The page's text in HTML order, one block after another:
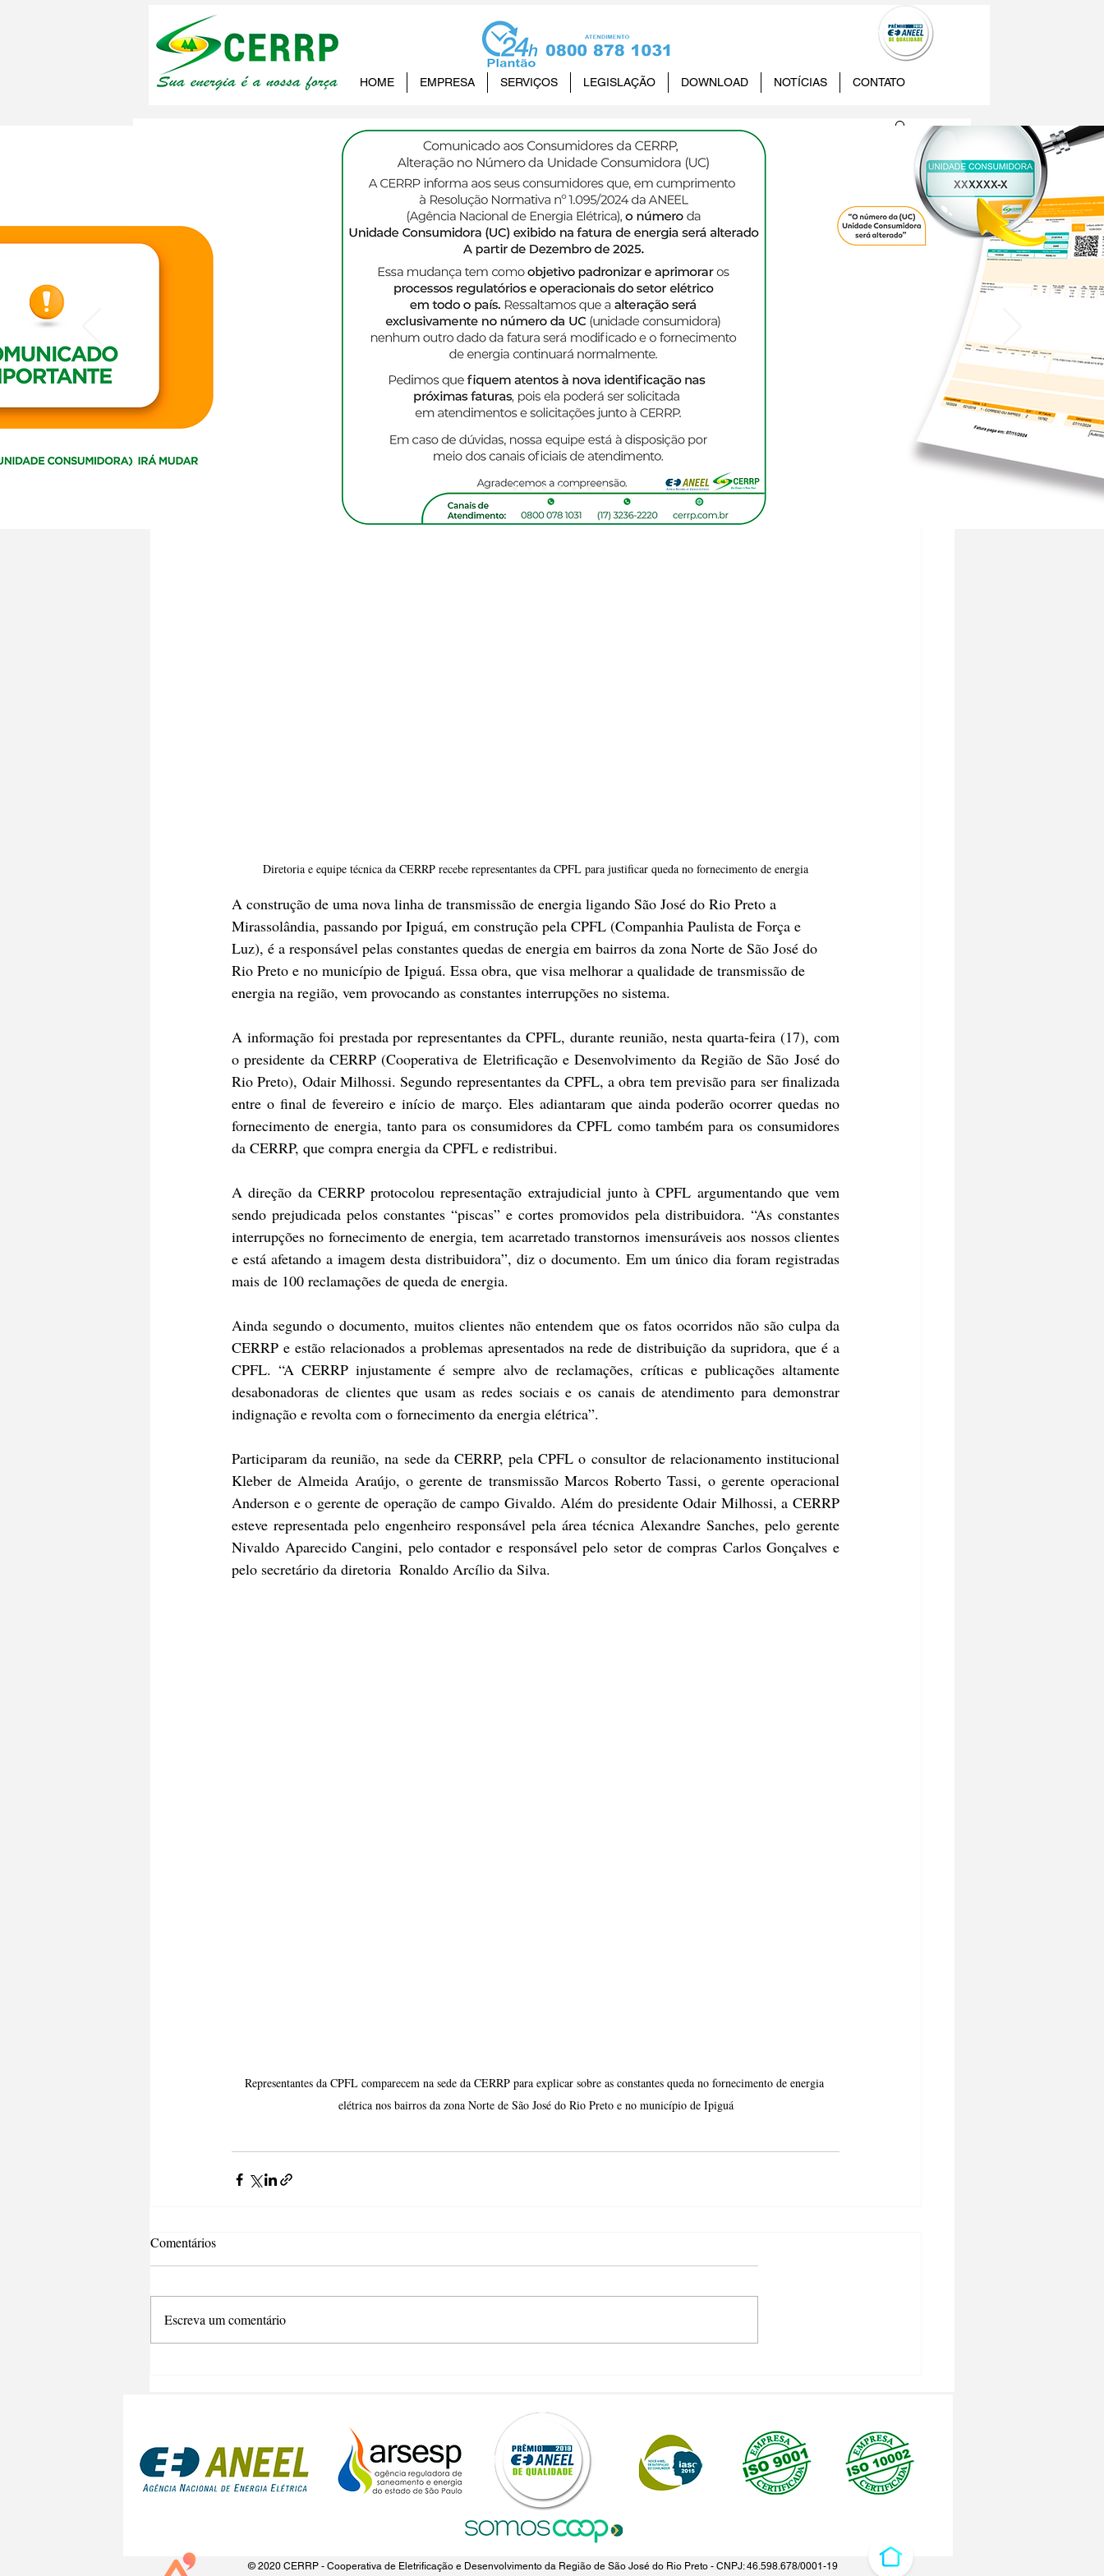
HOME EMPRESA SERVIÇOS LEGISLAÇÃO DOWNLOAD NOTÍCIAS CONTATO
Representantes da CPFL comparecem na
CERRP para explicar queda no fornecimento
Diretoria e equipe técnica da CERRP recebe representantes da CPFL para justificar queda no fornecimento de energia
A construção de uma nova linha de transmissão de energia ligando São José do Rio Preto a
Mirassolândia, passando por Ipiguá, em construção pela CPFL (Companhia Paulista de Força e
Luz), é a responsável pelas constantes quedas de energia em bairros da zona Norte de São José do
Rio Preto e no município de Ipiguá. Essa obra, que visa melhorar a qualidade de transmissão de
energia na região, vem provocando as constantes interrupções no sistema.
A informação foi prestada por representantes da CPFL, durante reunião, nesta quarta-feira (17), com
o presidente da CERRP (Cooperativa de Eletrificação e Desenvolvimento da Região de São José do
Rio Preto), Odair Milhossi. Segundo representantes da CPFL, a obra tem previsão para ser finalizada
entre o final de fevereiro e início de março. Eles adiantaram que ainda poderão ocorrer quedas no
fornecimento de energia, tanto para os consumidores da CPFL como também para os consumidores
da CERRP, que compra energia da CPFL e redistribui.
A direção da CERRP protocolou representação extrajudicial junto à CPFL argumentando que vem
sendo prejudicada pelos constantes “piscas” e cortes promovidos pela distribuidora. “As constantes
interrupções no fornecimento de energia, tem acarretado transtornos imensuráveis aos nossos clientes
e está afetando a imagem desta distribuidora”, diz o documento. Em um único dia foram registradas
mais de 100 reclamações de queda de energia.
Ainda segundo o documento, muitos clientes não entendem que os fatos ocorridos não são culpa da
CERRP e estão relacionados a problemas apresentados na rede de distribuição da supridora, que é a
CPFL. “A CERRP injustamente é sempre alvo de reclamações, críticas e publicações altamente
desabonadoras de clientes que usam as redes sociais e os canais de atendimento para demonstrar
indignação e revolta com o fornecimento da energia elétrica”.
Participaram da reunião, na sede da CERRP, pela CPFL o consultor de relacionamento institucional
Kleber de Almeida Araújo, o gerente de transmissão Marcos Roberto Tassi, o gerente operacional
Anderson e o gerente de operação de campo Givaldo. Além do presidente Odair Milhossi, a CERRP
esteve representada pelo engenheiro responsável pela área técnica Alexandre Sanches, pelo gerente
Nivaldo Aparecido Cangini, pelo contador e responsável pelo setor de compras Carlos Gonçalves e
pelo secretário da diretoria  Ronaldo Arcílio da Silva.
Representantes da CPFL comparecem na sede da CERRP para explicar sobre as constantes queda no fornecimento de energia
elétrica nos bairros da zona Norte de São José do Rio Preto e no município de Ipiguá
Comentários
Escreva um comentário
© 2020 CERRP - Cooperativa de Eletrificação e Desenvolvimento da Região de São José do Rio Preto - CNPJ: 46.598.678/0001-19